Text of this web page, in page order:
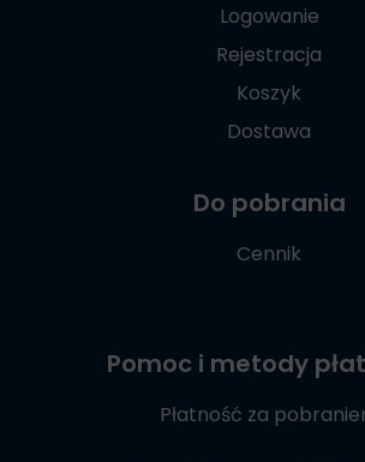
Logowanie
Rejestracja
Koszyk
Dostawa
Do pobrania
Cennik
Pomoc i metody
Płatność za